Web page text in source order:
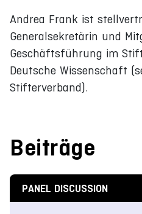
Andrea Frank ist
Generalsekretärin und
Geschäftsführung im
Deutsche Wissenschaft
Stifterverband).
Beiträge
PANEL DISCUSSION